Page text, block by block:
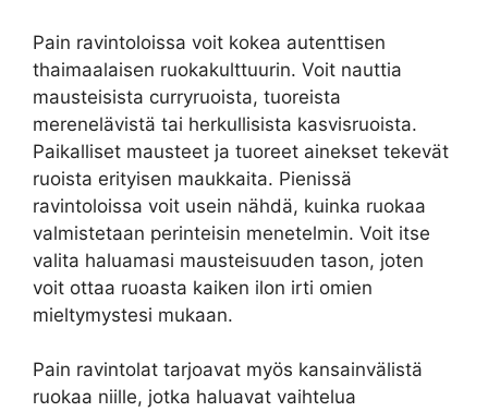
Pain ravintoloissa voit kokea autenttisen
thaimaalaisen ruokakulttuurin. Voit nauttia
mausteisista curryruoista, tuoreista
merenelävistä tai herkullisista kasvisruoista.
Paikalliset mausteet ja tuoreet ainekset tekevät
ruoista erityisen maukkaita. Pienissä
ravintoloissa voit usein nähdä, kuinka ruokaa
valmistetaan perinteisin menetelmin. Voit itse
valita haluamasi mausteisuuden tason, joten
voit ottaa ruoasta kaiken ilon irti omien
mieltymystesi mukaan.
Pain ravintolat tarjoavat myös kansainvälistä
ruokaa niille, jotka haluavat vaihtelua